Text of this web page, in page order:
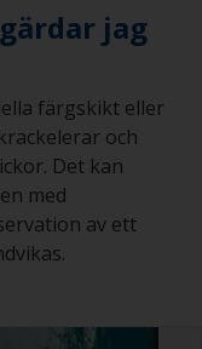
jag
färgskikt eller
och
Det kan
med
av ett